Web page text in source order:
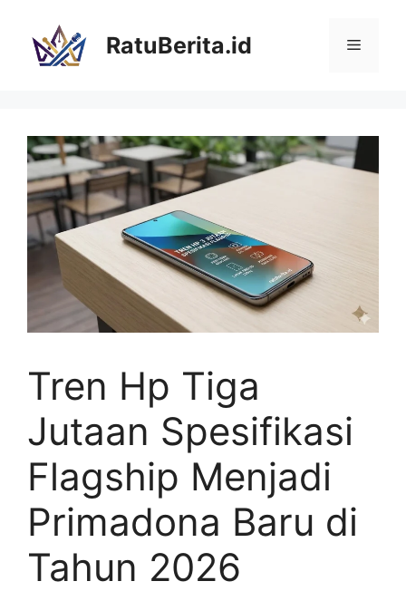
RatuBerita.id Menu
Tren Hp Tiga
Jutaan Spesifikasi
Flagship Menjadi
Primadona Baru di
Tahun 2026